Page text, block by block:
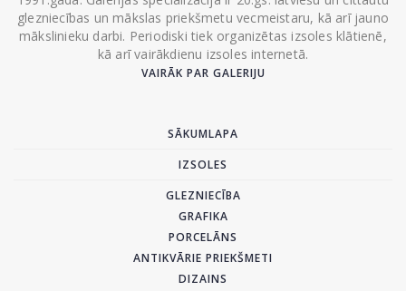
glezniecības un mākslas priekšmetu vecmeistaru, kā arī jauno
mākslinieku darbi. Periodiski tiek organizētas izsoles klātienē,
kā arī vairākdienu izsoles internetā.
VAIRĀK PAR GALERIJU
SĀKUMLAPA
IZSOLES
GLEZNIECĪBA
GRAFIKA
PORCELĀNS
ANTIKVĀRIE PRIEKŠMETI
DIZAINS